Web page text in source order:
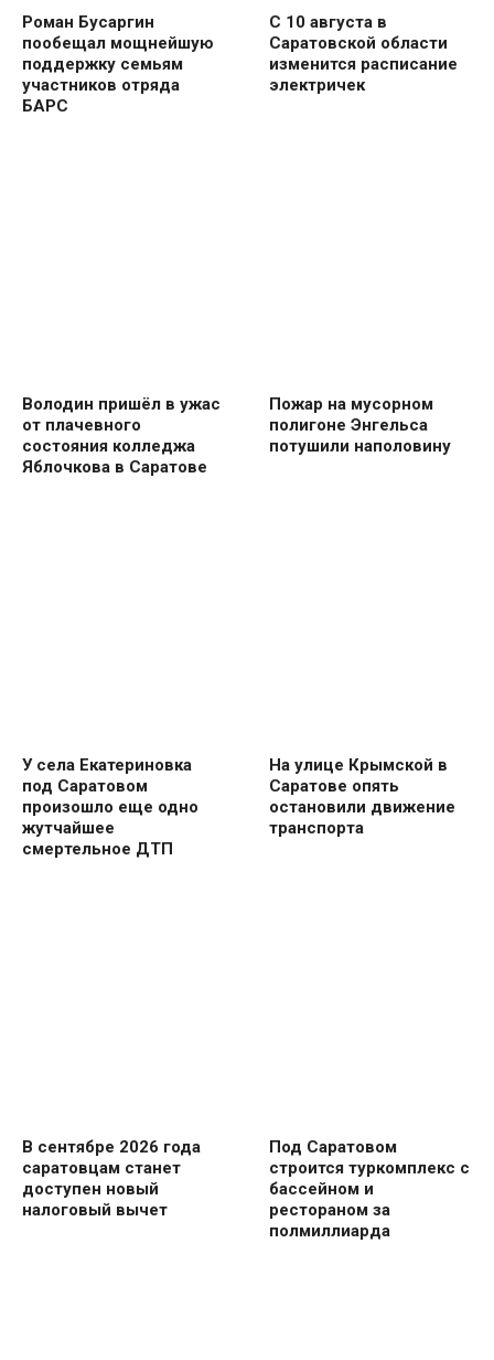
Роман Бусаргин
пообещал мощнейшую
поддержку семьям
участников отряда
БАРС
С 10 августа в
Саратовской области
изменится расписание
электричек
Володин пришёл в ужас
от плачевного
состояния колледжа
Яблочкова в Саратове
Пожар на мусорном
полигоне Энгельса
потушили наполовину
У села Екатериновка
под Саратовом
произошло еще одно
жутчайшее
смертельное ДТП
На улице Крымской в
Саратове опять
остановили движение
транспорта
В сентябре 2026 года
саратовцам станет
доступен новый
налоговый вычет
Под Саратовом
строится туркомплекс с
бассейном и
рестораном за
полмиллиарда